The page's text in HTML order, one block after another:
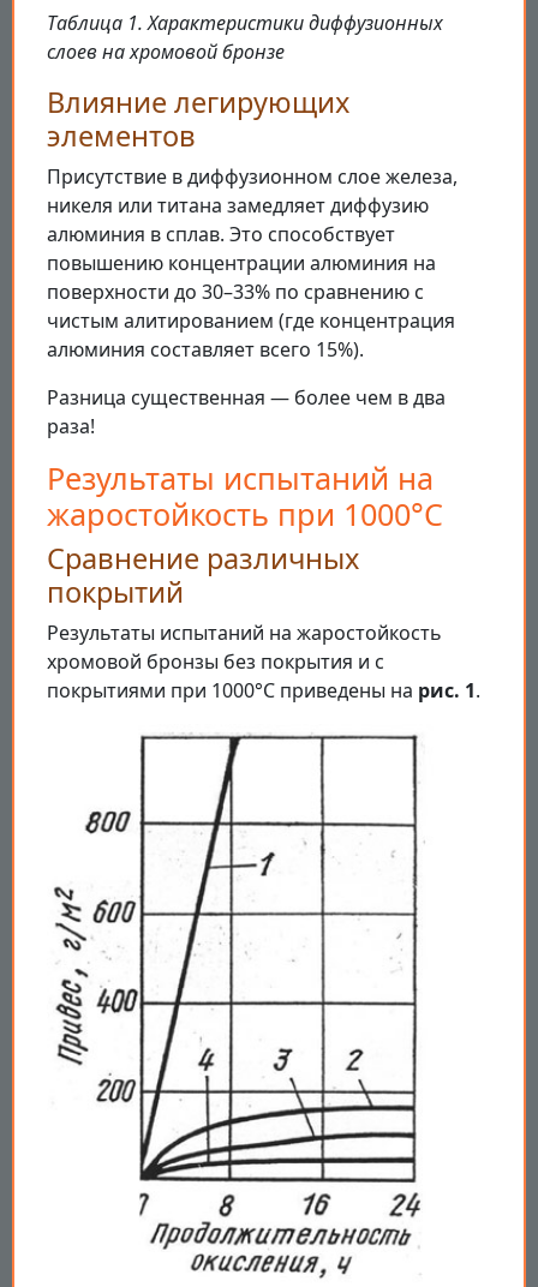
Таблица 1. Характеристики диффузионных
слоев на хромовой бронзе
Влияние легирующих
элементов
Присутствие в диффузионном слое железа,
никеля или титана замедляет диффузию
алюминия в сплав. Это способствует
повышению концентрации алюминия на
поверхности до 30–33% по сравнению с
чистым алитированием (где концентрация
алюминия составляет всего 15%).
Разница существенная — более чем в два
раза!
Результаты испытаний на
жаростойкость при 1000°C
Сравнение различных
покрытий
Результаты испытаний на жаростойкость
хромовой бронзы без покрытия и с
покрытиями при 1000°C приведены на рис. 1.